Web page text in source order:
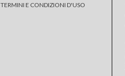
TERMINI E CONDIZIONI D'USO